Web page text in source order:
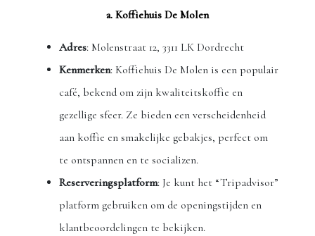
a. Koffiehuis De Molen
Adres: Molenstraat 12, 3311 LK Dordrecht
Kenmerken: Koffiehuis De Molen is een populair
café, bekend om zijn kwaliteitskoffie en
gezellige sfeer. Ze bieden een verscheidenheid
aan koffie en smakelijke gebakjes, perfect om
te ontspannen en te socializen.
Reserveringsplatform: Je kunt het “Tripadvisor”
platform gebruiken om de openingstijden en
klantbeoordelingen te bekijken.